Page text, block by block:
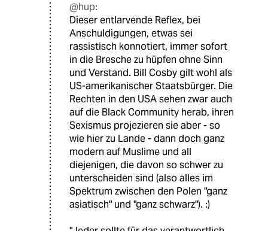
@hup:
Dieser entlarvende Reflex, bei
Anschuldigungen, etwas sei
rassistisch konnotiert, immer sofort
in die Bresche zu hüpfen ohne Sinn
und Verstand. Bill Cosby gilt wohl als
US-amerikanischer Staatsbürger. Die
Rechten in den USA sehen zwar auch
auf die Black Community herab, ihren
Sexismus projezieren sie aber - so
wie hier zu Lande - dann doch ganz
modern auf Muslime und all
diejenigen, die davon so schwer zu
unterscheiden sind (also alles im
Spektrum zwischen den Polen "ganz
asiatisch" und "ganz schwarz"). :)